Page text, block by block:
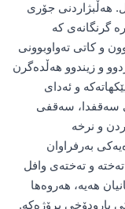
هەڵبژاردنی جۆری
گرنگانەی کە
و کاتی تەواوبوونی
و زیندوو هەڵدەگرن
و ئەدای
سەقفدا، سەقفی
و نرخە
بەرفراوان
و تەختەی وافل
هەیە، هەروەها
بارودۆخی پڕۆژەکە.